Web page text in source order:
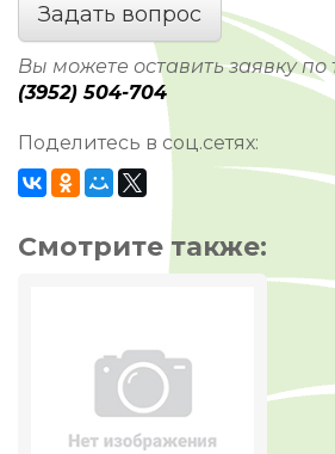
Задать вопрос
Вы можете оставить заявку по
(3952) 504-704
Поделитесь в соц.сетях:
Смотрите также: